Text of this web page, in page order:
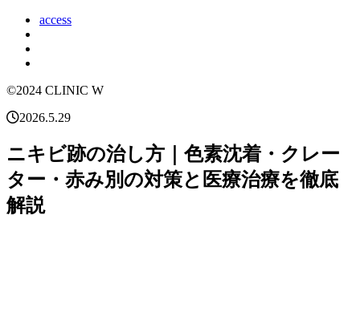
access
©2024 CLINIC W
2026.5.29
ニキビ跡の治し方｜色素沈着・クレー
ター・赤み別の対策と医療治療を徹底
解説